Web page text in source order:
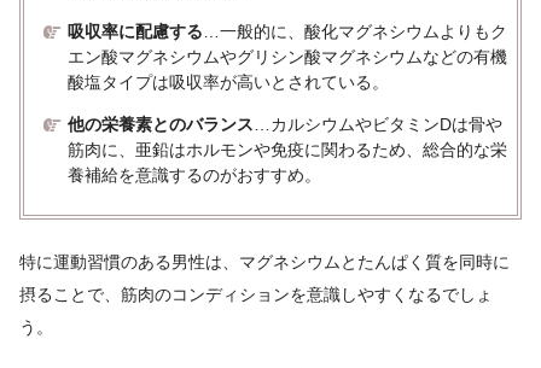
吸収率に配慮する …一般的に、酸化マグネシウムよりもク
エン酸マグネシウムやグリシン酸マグネシウムなどの有機
酸塩タイプは吸収率が高いとされている。
他の栄養素とのバランス…カルシウムやビタミンDは骨や
筋肉に、亜鉛はホルモンや免疫に関わるため、総合的な栄
養補給を意識するのがおすすめ。
特に運動習慣のある男性は、マグネシウムとたんぱく質を同時に
摂ることで、筋肉のコンディションを意識しやすくなるでしょ
う。